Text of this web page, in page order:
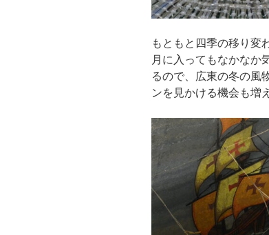
もともと四季の移り変
月に入ってもなかなか
るので、広東の冬の風
ンを見かける機会も増